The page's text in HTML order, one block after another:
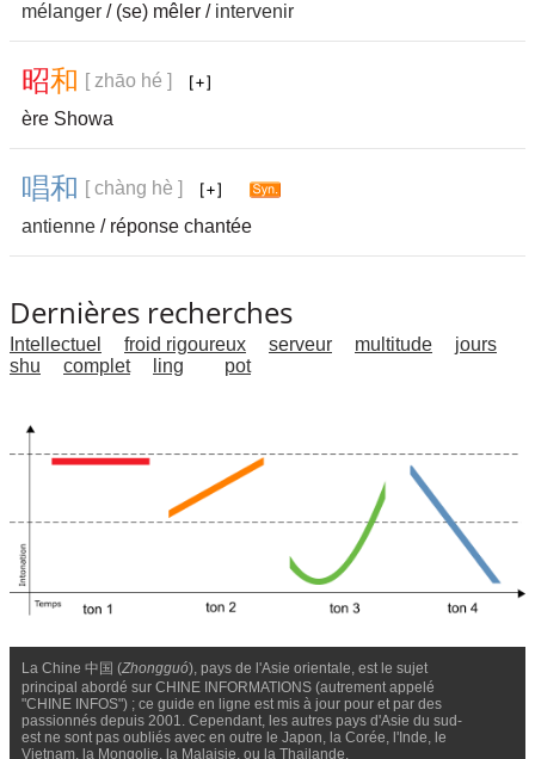
mélanger / (se) mêler / intervenir
昭和 [ zhāo hé ]
ère Showa
唱和
[ chàng hè ]
antienne / réponse chantée
Dernières recherches
Intellectuel froid rigoureux serveur multitude
jours
shu
complet ling pot
La Chine 中国 (Zhongguó), pays de l'Asie orientale, est le sujet
principal abordé sur CHINE INFORMATIONS (autrement appelé
"CHINE INFOS") ; ce guide en ligne est mis à jour pour et par des
passionnés depuis 2001. Cependant, les autres pays d'Asie du sud-
est ne sont pas oubliés avec en outre le Japon, la Corée, l'Inde, le
Vietnam, la Mongolie, la Malaisie, ou la Thailande.